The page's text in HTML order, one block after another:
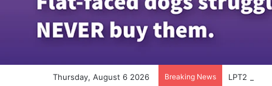
Thursday, August 6 2026 Breaking News LPT2